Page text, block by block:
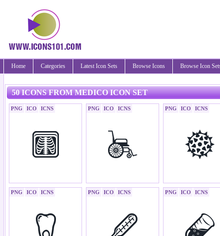
Home Categories Latest Icon Sets Browse Icons Browse Icon
50 ICONS FROM MEDICO ICON SET
PNG ICO ICNS PNG ICO ICNS PNG ICO ICNS
PNG ICO ICNS PNG ICO ICNS PNG ICO ICNS